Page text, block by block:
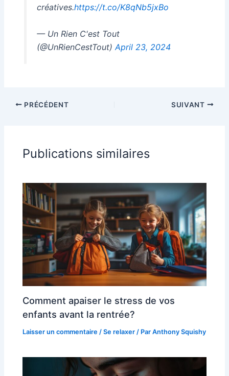
créatives.https://t.co/K8qNb5jxBo
— Un Rien C'est Tout
(@UnRienCestTout) April 23, 2024
PRÉCÉDENT SUIVANT
Publications similaires
Comment apaiser le stress de vos
enfants avant la rentrée?
Laisser un commentaire /Se relaxer / ParAnthony Squishy